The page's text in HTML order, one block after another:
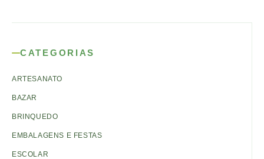
CATEGORIAS
ARTESANATO
BAZAR
BRINQUEDO
EMBALAGENS E FESTAS
ESCOLAR